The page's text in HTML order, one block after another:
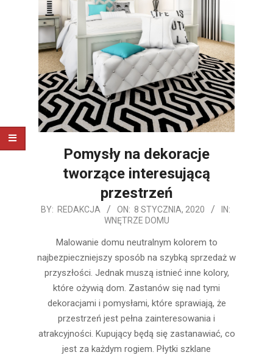
Pomysły na dekoracje
tworzące interesującą
przestrzeń
2020-
BY: REDAKCJA ON: 8 STYCZNIA, 2020
IN:
WNĘTRZE DOMU
Malowanie domu neutralnym kolorem to
najbezpieczniejszy sposób na szybką sprzedaż w
przyszłości. Jednak muszą istnieć inne kolory,
które ożywią dom. Zastanów się nad tymi
dekoracjami i pomysłami, które sprawiają, że
przestrzeń jest pełna zainteresowania i
atrakcyjności. Kupujący będą się zastanawiać, co
jest za każdym rogiem. Płytki szklane